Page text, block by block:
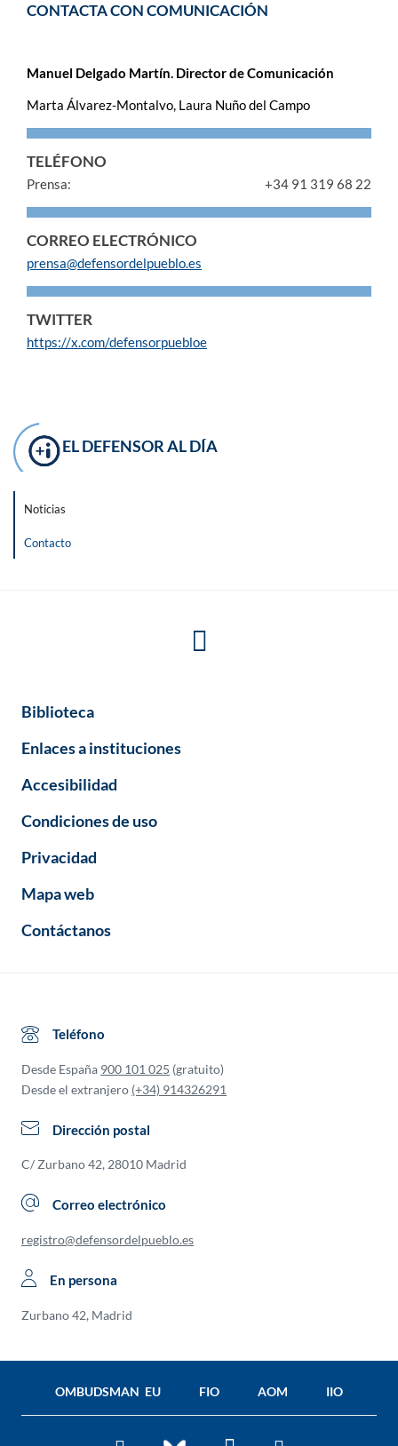
CONTACTA CON COMUNICACIÓN
Manuel Delgado Martín. Director de Comunicación
Marta Álvarez-Montalvo, Laura Nuño del Campo
TELÉFONO
Prensa: +34 91 319 68 22
CORREO ELECTRÓNICO
prensa@defensordelpueblo.es
TWITTER
https://x.com/defensorpuebloe
EL DEFENSOR AL DÍA
Noticias
Contacto
Biblioteca
Enlaces a instituciones
Accesibilidad
Condiciones de uso
Privacidad
Mapa web
Contáctanos
Teléfono
Desde España 900 101 025 (gratuito)
Desde el extranjero (+34) 914326291
Dirección postal
C/ Zurbano 42, 28010 Madrid
Correo electrónico
registro@defensordelpueblo.es
En persona
Zurbano 42, Madrid
OMBUDSMAN EU FIO AOM IIO
Twitter FacebookYou